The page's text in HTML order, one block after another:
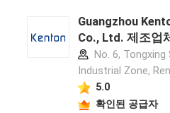
Guangzhou
Co., Ltd. 제조업
No. 6, Tongxing
Industrial Zone,
5.0
확인된 공급자